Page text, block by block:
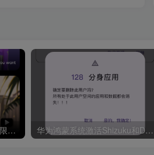
AI Mirror换装去衣APP可无限白嫖！ 华为鸿蒙系统激活Shizuku和Dhizuku